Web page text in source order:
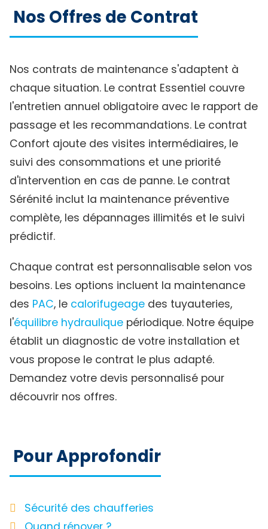
Nos Offres de Contrat
Nos contrats de maintenance s'adaptent à
chaque situation. Le contrat Essentiel couvre
l'entretien annuel obligatoire avec le rapport de
passage et les recommandations. Le contrat
Confort ajoute des visites intermédiaires, le
suivi des consommations et une priorité
d'intervention en cas de panne. Le contrat
Sérénité inclut la maintenance préventive
complète, les dépannages illimités et le suivi
prédictif.
Chaque contrat est personnalisable selon vos
besoins. Les options incluent la maintenance
des PAC, le calorifugeage des tuyauteries,
l'équilibre hydraulique périodique. Notre équipe
établit un diagnostic de votre installation et
vous propose le contrat le plus adapté.
Demandez votre devis personnalisé pour
découvrir nos offres.
Pour Approfondir
Sécurité des chaufferies